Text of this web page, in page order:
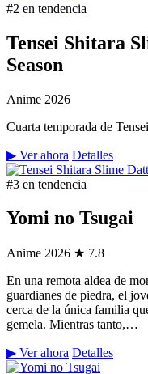
#2 en tendencia
Tensei Shitara
Season
Anime 2026
Cuarta temporada de
▶ Ver ahora Detalles
#3 en tendencia
Yomi no Tsugai
Anime 2026 ★ 7.8
En una remota aldea de
guardianes de piedra, el
cerca de la única familia
gemela. Mientras tanto,…
▶ Ver ahora Detalles